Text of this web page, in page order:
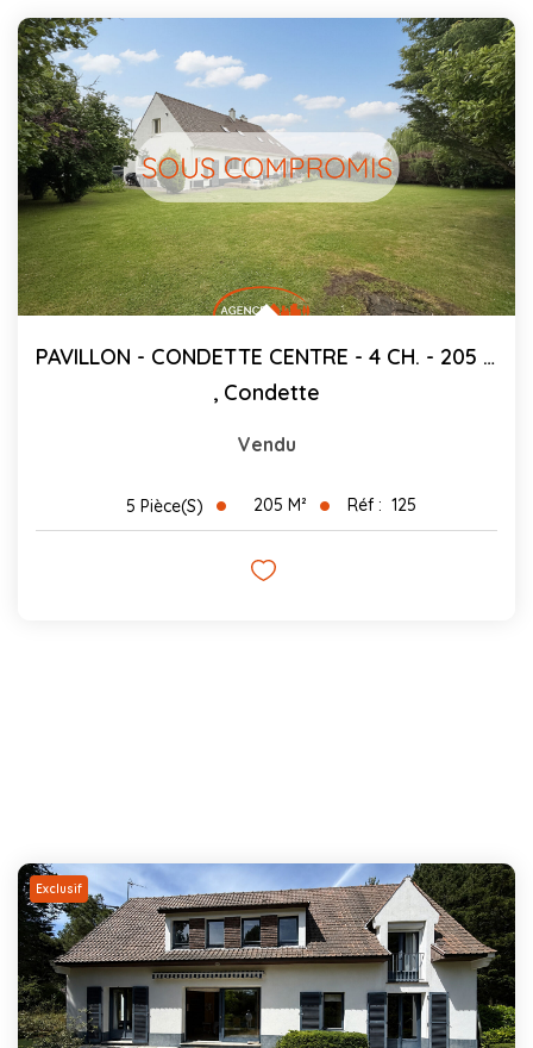
PAVILLON - CONDETTE CENTRE - 4 CH. - 205 M²
, Condette
Vendu
5 Pièce(s) 205 M² Réf : 125
Exclusif